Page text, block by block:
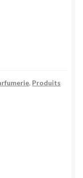
, Produits